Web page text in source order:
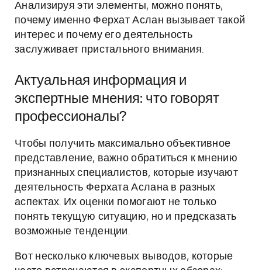
Анализируя эти элементы, можно понять,
почему именно Ферхат Аслан вызывает такой
интерес и почему его деятельность
заслуживает пристального внимания.
Актуальная информация и
экспертные мнения: что говорят
профессионалы?
Чтобы получить максимально объективное
представление, важно обратиться к мнению
признанных специалистов, которые изучают
деятельность Ферхата Аслана в разных
аспектах. Их оценки помогают не только
понять текущую ситуацию, но и предсказать
возможные тенденции.
Вот несколько ключевых выводов, которые